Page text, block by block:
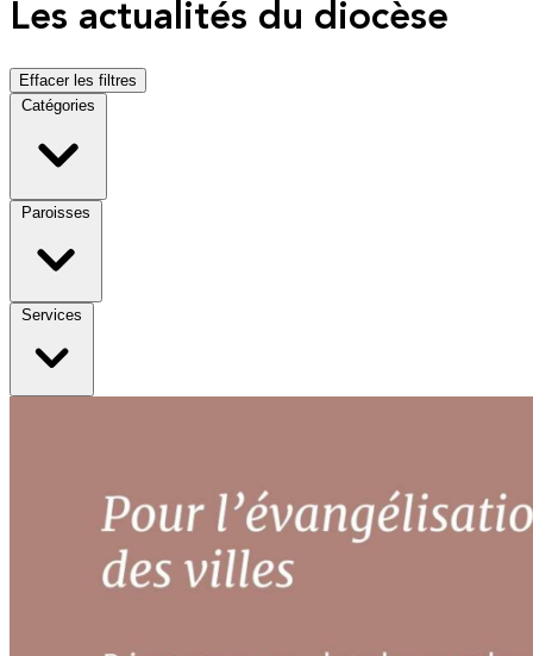
Les actualités du diocèse
Effacer les filtres
Catégories
Paroisses
Services